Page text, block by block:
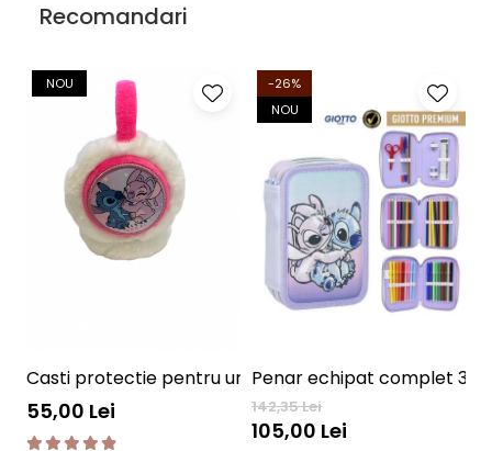
Recomandari
NOU
Casti protectie pentru urechi Lilo & Stitch
55,00 Lei
-26%
NOU
142,35 Lei
105,00 Lei